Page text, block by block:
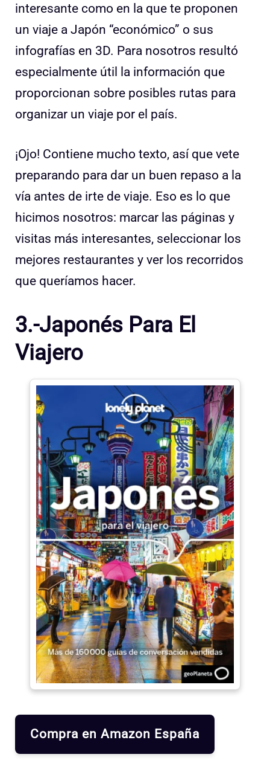
interesante como en la que te proponen
un viaje a Japón “económico” o sus
infografías en 3D. Para nosotros resultó
especialmente útil la información que
proporcionan sobre posibles rutas para
organizar un viaje por el país.
¡Ojo! Contiene mucho texto, así que vete
preparando para dar un buen repaso a la
vía antes de irte de viaje. Eso es lo que
hicimos nosotros: marcar las páginas y
visitas más interesantes, seleccionar los
mejores restaurantes y ver los recorridos
que queríamos hacer.
3.-Japonés Para El
Viajero
Compra en Amazon España